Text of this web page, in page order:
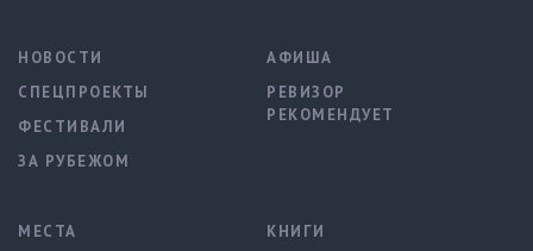
НОВОСТИ
СПЕЦПРОЕКТЫ
ФЕСТИВАЛИ
ЗА РУБЕЖОМ
АФИША
РЕВИЗОР
РЕКОМЕНДУЕТ
МЕСТА КНИГИ